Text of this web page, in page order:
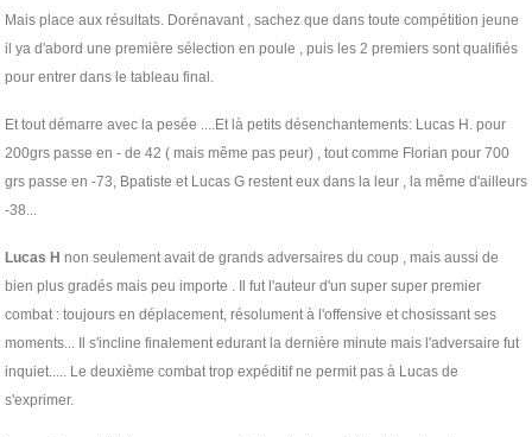
Mais place aux résultats. Dorénavant , sachez que dans toute compétition jeune
il ya d'abord une première sélection en poule , puis les 2 premiers sont qualifiés
pour entrer dans le tableau final.
Et tout démarre avec la pesée ....Et là petits désenchantements: Lucas H. pour
200grs passe en - de 42 ( mais même pas peur) , tout comme Florian pour 700
grs passe en -73, Bpatiste et Lucas G restent eux dans la leur , la même d'ailleurs
-38...
Lucas H non seulement avait de grands adversaires du coup , mais aussi de
bien plus gradés mais peu importe . Il fut l'auteur d'un super super premier
combat : toujours en déplacement, résolument à l'offensive et chosissant ses
moments... Il s'incline finalement edurant la dernière minute mais l'adversaire fut
inquiet..... Le deuxième combat trop expéditif ne permit pas à Lucas de
s'exprimer.